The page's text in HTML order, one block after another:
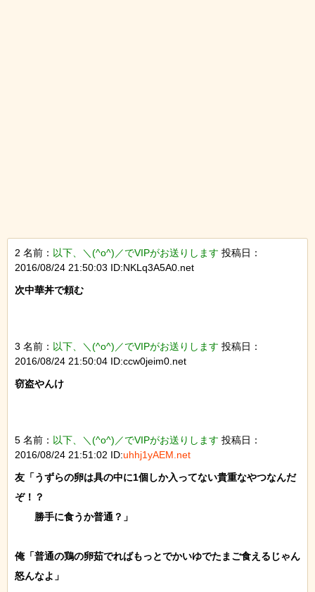
2 名前： 以下、＼(^o^)／でVIPがお送りします 投稿日：
2016/08/24 21:50:03 ID:NKLq3A5A0.net
次中華丼で頼む
3 名前： 以下、＼(^o^)／でVIPがお送りします 投稿日：
2016/08/24 21:50:04 ID:ccw0jeim0.net
窃盗やんけ
5 名前： 以下、＼(^o^)／でVIPがお送りします 投稿日：
2016/08/24 21:51:02 ID:uhhj1yAEM.net
友「うずらの卵は具の中に1個しか入ってない貴重なやつなんだ
ぞ！？
勝手に食うか普通？」
俺「普通の鶏の卵茹でればもっとでかいゆでたまご食えるじゃん
怒んなよ」